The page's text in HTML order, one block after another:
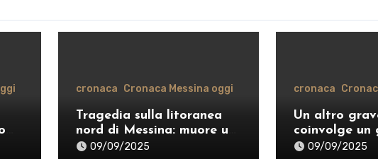
il
cronaca Cronaca Messina oggi
Tragedia sulla litoranea
nord di Messina: muore un
ventenne, donati gli
09/09/2025
cronaca
Un altro
coinvolge un
sul09/09/2025